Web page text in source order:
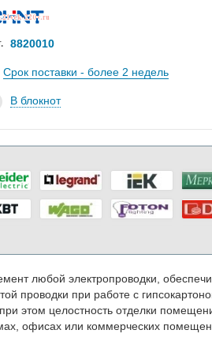
8820010
Срок поставки - более 2 недель
В блокнот
любой электропроводки,
проводки при работе с
этом целостность отделки
офисах или коммерческих